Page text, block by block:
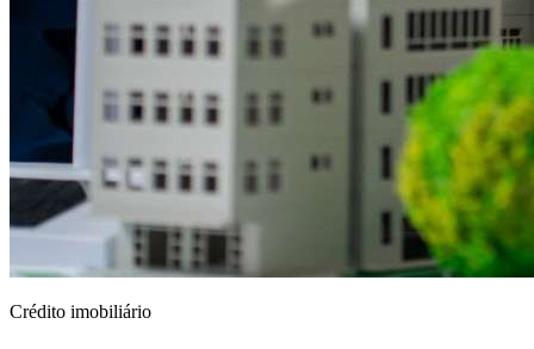
Crédito imobiliário